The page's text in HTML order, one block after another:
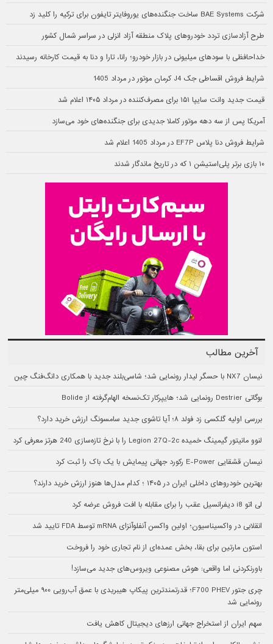
شرکت BAE Systems ساخت جنگنده‌های یوروفایتر تایفون برای ترکیه را کلید زد
طرح آزادسازی تردد خودروهای پلاک منطقه آزاد انزلی در سراسر شمال کشور
خداحافظی با سودهای میلیونی در بازار خودرو؛ رانا، تارا و دنا به قیمت کارخانه رسیدند
شرایط فروش اقساطی جک J4 کرمان موتور در مرداد 1405
قیمت جدید وانت سایپا ۱۵۱ برای مصرف‌کننده در مرداد ۱۴۰۵ اعلام شد
آمریکا پس از سه دهه موتور کاملا جدیدی برای جنگنده‌های خود می‌سازد
شرایط فروش دنا پلاس EF7P در مرداد 1405 اعلام شد
۱۰ بازی برتر پلی‌استیشن ۱ که در تاریخ ماندگار شدند
آخرین مطالب
نیسان NX7 با حسگر لیدار رونمایی شد؛ شاسی‌بلند جدید با همکاری دانگ‌فنگ چین
بوگاتی Destrier رونمایی شد؛ هایپرکار تک‌نسخه الهام‌گرفته از Bolide
بررسی اولیه گلکسی زد فولد ۸؛ آیا تاشوی جدید سامسونگ ارزش خرید دارد؟
لنوو مانیتور گیمینگ خمیده Legion 27Q-2c را با نرخ تازه‌سازی 240 هرتز معرفی کرد
نیسان قشقایی E-Power رکورد جهانی پیمایش با یک باک را ثبت کرد
بهترین خودروهای داخلی ایران در ۱۴۰۵ ؛ کدام مدل‌ها هنوز ارزش خرید دارند؟
لی اتو i8 دیفرانسیل عقب را برای مقابله با افت فروش عرضه کرد
انقلابی در واکسیناسیون؛ اولین واکسن آنفلوآنزای mRNA توسط FDA تایید شد
استون مارتین برای بقا، بخش عمده‌ای از نام تجاری خود را فروخت
باورنکردنی اما واقعی: هوش مصنوعی ویروس‌های جدید می‌سازد!
چری جتور F700 PHEV؛ قدرتمندترین پیکاپ هیبریدی با عمق آب‌رویی ۹۰۰ میلی‌متر
رونمایی شد
سهم ایران از استخراج جهانی ارزهای دیجیتال کاهش یافت